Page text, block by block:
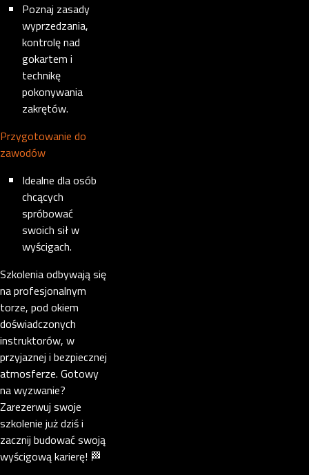
Poznaj zasady
wyprzedzania,
kontrolę nad
gokartem i
technikę
pokonywania
zakrętów.
Przygotowanie do
zawodów
Idealne dla osób
chcących
spróbować
swoich sił w
wyścigach.
Szkolenia odbywają się
na profesjonalnym
torze, pod okiem
doświadczonych
instruktorów, w
przyjaznej i bezpiecznej
atmosferze. Gotowy
na wyzwanie?
Zarezerwuj swoje
szkolenie już dziś i
zacznij budować swoją
wyścigową karierę! 🏁